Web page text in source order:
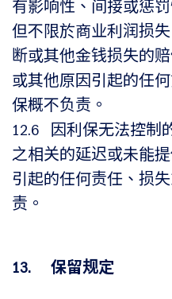
有影响性、间接或惩
但不限於商业利润损
断或其他金钱损失的
或其他原因引起的任
保概不负责。
12.6 因利保无法控制
之相关的延迟或未能
引起的任何责任、损
责。
13. 保留规定